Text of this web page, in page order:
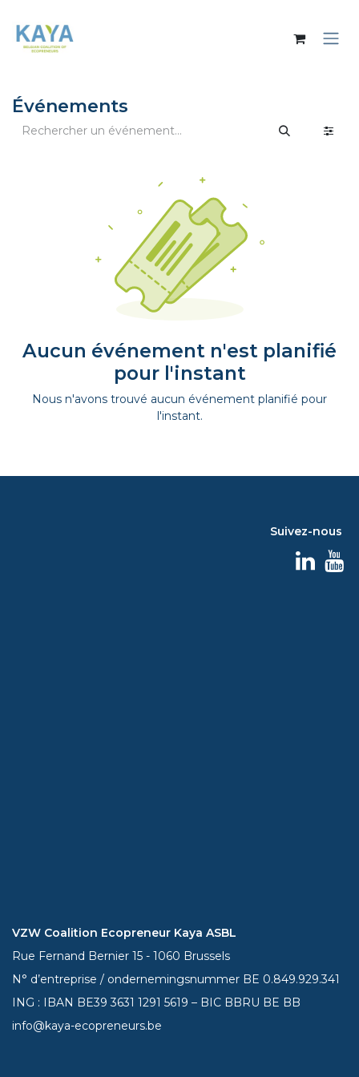
Événements
Aucun événement n'est planifié
pour l'instant
Nous n'avons trouvé aucun événement planifié pour
l'instant.
Suivez-nous
VZW Coalition Ecopreneur Kaya ASBL
Rue Fernand Bernier 15 - 1060 Brussels
N° d’entreprise / ondernemingsnummer BE 0.849.929.341
ING : IBAN BE393631 1291 5619 – BIC BBRU BE BB
info@kaya-ecopreneurs.be